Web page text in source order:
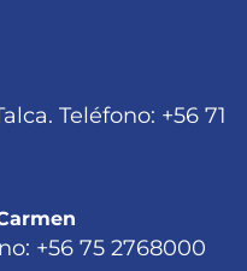
Teléfono: +56 71
+56 75 2768000